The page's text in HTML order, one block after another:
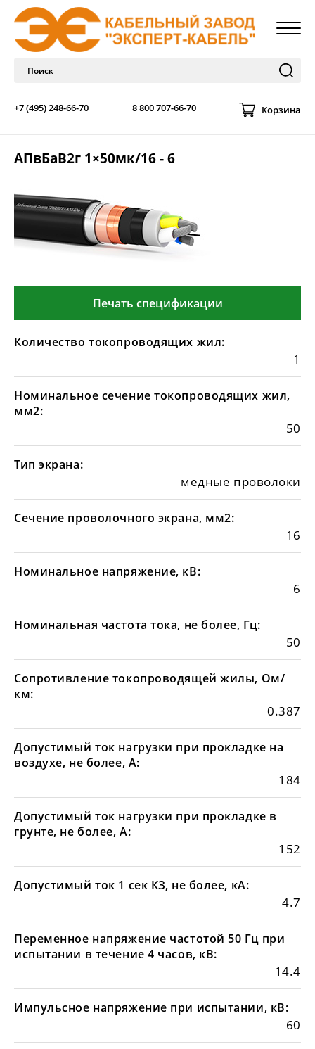
+7 (495) 248-66-70 8 800 707-66-70 Корзина
АПвБаВ2г 1×50мк/16 - 6
Печать спецификации
Количество токопроводящих жил:
1
Номинальное сечение токопроводящих жил,
мм2:
50
Тип экрана:
медные проволоки
Сечение проволочного экрана, мм2:
16
Номинальное напряжение, кВ:
6
Номинальная частота тока, не более, Гц:
50
Сопротивление токопроводящей жилы, Ом/
км:
0.387
Допустимый ток нагрузки при прокладке на
воздухе, не более, А:
184
Допустимый ток нагрузки при прокладке в
грунте, не более, А:
152
Допустимый ток 1 сек КЗ, не более, кА:
4.7
Переменное напряжение частотой 50 Гц при
испытании в течение 4 часов, кВ:
14.4
Импульсное напряжение при испытании, кВ:
60